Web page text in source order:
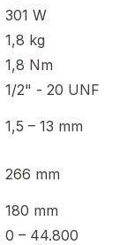
301 W
1,8 kg
1,8 Nm
1/2" - 20 UNF
1,5 – 13 mm
266 mm
180 mm
0 – 44.800